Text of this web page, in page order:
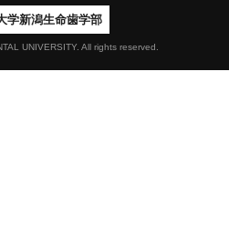
学新潟生命歯学部
UNIVERSITY. All rights reserved.